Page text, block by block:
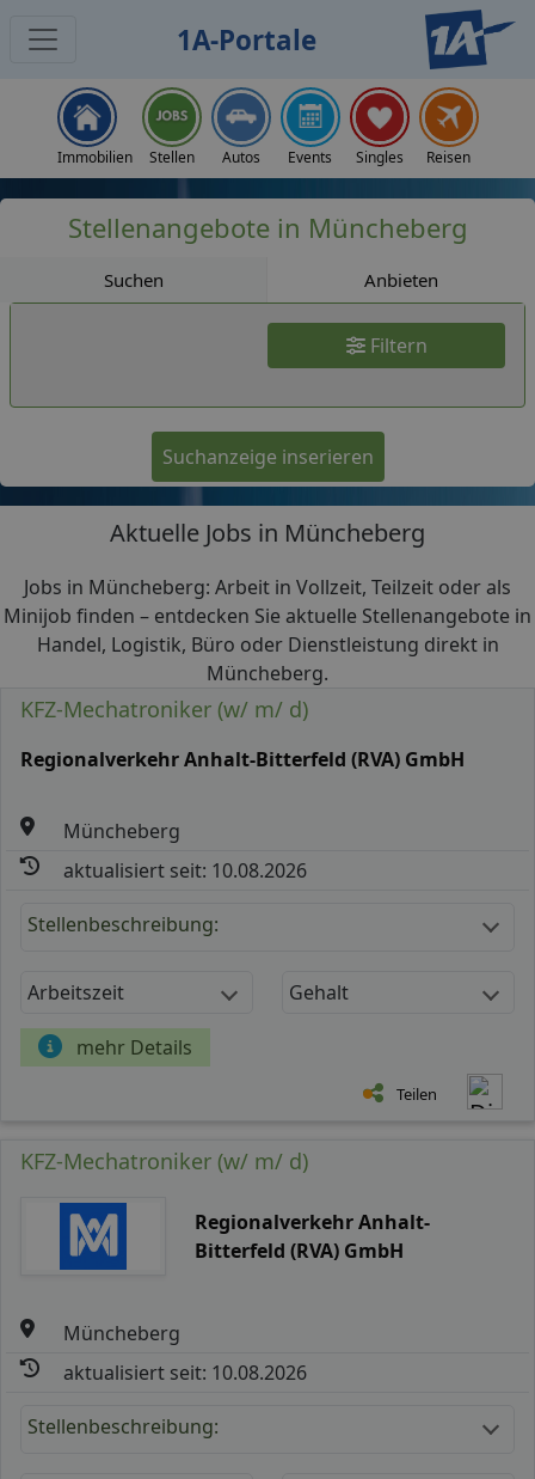
1A-Portale
Immobilien Stellen Autos Events Singles Reisen
Stellenangebote in Müncheberg
Suchen Anbieten
Filtern
Suchanzeige inserieren
Aktuelle Jobs in Müncheberg
Jobs in Müncheberg: Arbeit in Vollzeit, Teilzeit oder als
Minijob finden – entdecken Sie aktuelle Stellenangebote in
Handel, Logistik, Büro oder Dienstleistung direkt in
Müncheberg.
KFZ-Mechatroniker (w/ m/ d)
Regionalverkehr Anhalt-Bitterfeld (RVA) GmbH
Müncheberg
aktualisiert seit: 10.08.2026
Stellenbeschreibung:
Arbeitszeit Gehalt
mehr Details
Teilen
KFZ-Mechatroniker (w/ m/ d)
Regionalverkehr Anhalt-
Bitterfeld (RVA) GmbH
Müncheberg
aktualisiert seit: 10.08.2026
Stellenbeschreibung: